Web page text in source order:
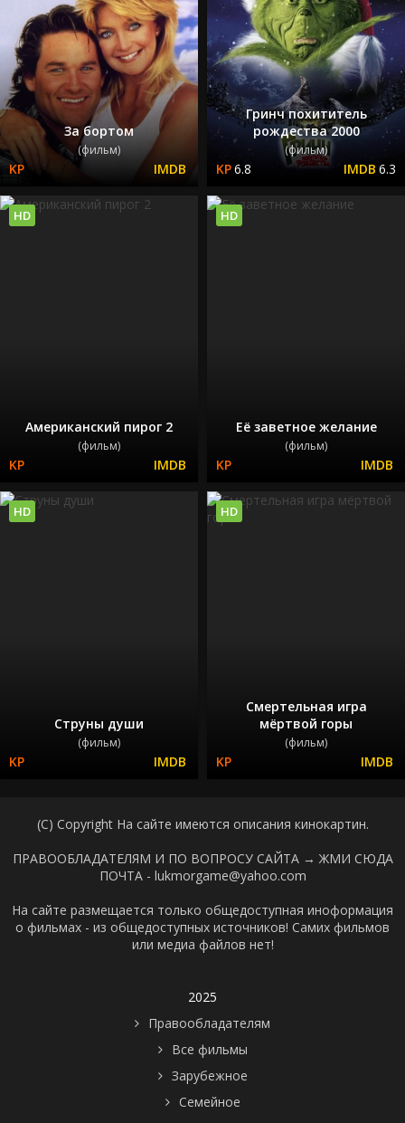
За бортом
(фильм)
Гринч похититель
рождества 2000
(фильм)
6.8 6.3
Американский пирог 2
(фильм)
HD
Её заветное желание
(фильм)
HD
Струны души
(фильм)
HD
Смертельная игра
мёртвой горы
(фильм)
HD
(C) Copyright На сайте имеются описания кинокартин.
ПРАВООБЛАДАТЕЛЯМ И ПО ВОПРОСУ САЙТА → ЖМИ СЮДА
ПОЧТА - lukmorgame@yahoo.com
На сайте размещается только общедоступная иноформация
о фильмах - из общедоступных источников! Самих фильмов
или медиа файлов нет!
2025
Правообладателям
Все фильмы
Зарубежное
Семейное